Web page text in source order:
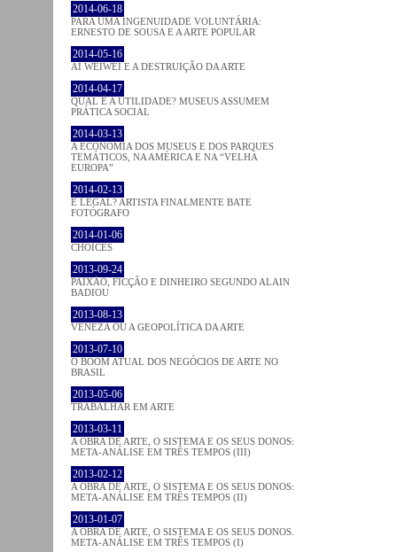
2014-06-18
PARA UMA INGENUIDADE VOLUNTÁRIA:
ERNESTO DE SOUSA E A ARTE POPULAR
2014-05-16
AI WEIWEI E A DESTRUIÇÃO DA ARTE
2014-04-17
QUAL É A UTILIDADE? MUSEUS ASSUMEM
PRÁTICA SOCIAL
2014-03-13
A ECONOMIA DOS MUSEUS E DOS PARQUES
TEMÁTICOS, NA AMÉRICA E NA “VELHA
EUROPA”
2014-02-13
É LEGAL? ARTISTA FINALMENTE BATE
FOTÓGRAFO
2014-01-06
CHOICES
2013-09-24
PAIXÃO, FICÇÃO E DINHEIRO SEGUNDO ALAIN
BADIOU
2013-08-13
VENEZA OU A GEOPOLÍTICA DA ARTE
2013-07-10
O BOOM ATUAL DOS NEGÓCIOS DE ARTE NO
BRASIL
2013-05-06
TRABALHAR EM ARTE
2013-03-11
A OBRA DE ARTE, O SISTEMA E OS SEUS DONOS:
META-ANÁLISE EM TRÊS TEMPOS (III)
2013-02-12
A OBRA DE ARTE, O SISTEMA E OS SEUS DONOS:
META-ANÁLISE EM TRÊS TEMPOS (II)
2013-01-07
A OBRA DE ARTE, O SISTEMA E OS SEUS DONOS.
META-ANÁLISE EM TRÊS TEMPOS (I)